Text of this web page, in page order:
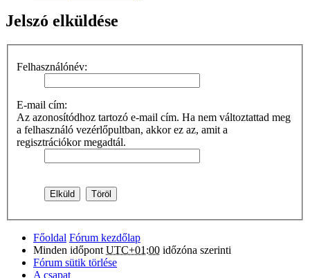
Jelszó elküldése
Felhasználónév:
E-mail cím:
Az azonosítódhoz tartozó e-mail cím. Ha nem változtattad meg
a felhasználó vezérlőpultban, akkor ez az, amit a
regisztrációkor megadtál.
Főoldal Fórum kezdőlap
Minden időpont UTC+01:00 időzóna szerinti
Fórum sütik törlése
A csapat